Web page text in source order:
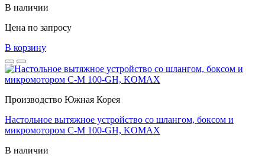
В наличии
Цена по запросу
В корзину
Производство Южная Корея
Настольное вытяжное устройство со шлангом, боксом и
микромотором C-M 100-GH, KOMAX
В наличии